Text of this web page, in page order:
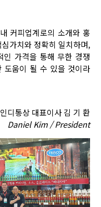
커피업계로의 소개와 홍
가치와 정확히 일치하며,
인 가격을 통해 무한 경쟁
도움이 될 수 있을 것이라
디통상 대표이사 김 기 환
Daniel Kim / President